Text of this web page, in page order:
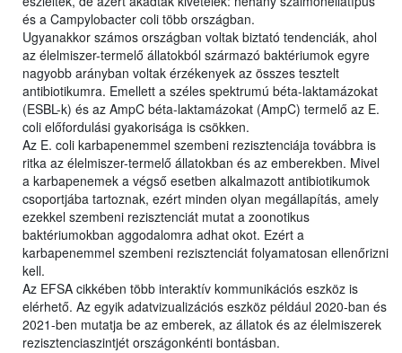
és a Campylobacter coli több országban.
Ugyanakkor számos országban voltak biztató tendenciák, ahol
az élelmiszer-termelő állatokból származó baktériumok egyre
nagyobb arányban voltak érzékenyek az összes tesztelt
antibiotikumra. Emellett a széles spektrumú béta-laktamázokat
(ESBL-k) és az AmpC béta-laktamázokat (AmpC) termelő az E.
coli előfordulási gyakorisága is csökken.
Az E. coli karbapenemmel szembeni rezisztenciája továbbra is
ritka az élelmiszer-termelő állatokban és az emberekben. Mivel
a karbapenemek a végső esetben alkalmazott antibiotikumok
csoportjába tartoznak, ezért minden olyan megállapítás, amely
ezekkel szembeni rezisztenciát mutat a zoonotikus
baktériumokban aggodalomra adhat okot. Ezért a
karbapenemmel szembeni rezisztenciát folyamatosan ellenőrizni
kell.
Az EFSA cikkében több interaktív kommunikációs eszköz is
elérhető. Az egyik adatvizualizációs eszköz például 2020-ban és
2021-ben mutatja be az emberek, az állatok és az élelmiszerek
rezisztenciaszintjét országonkénti bontásban.